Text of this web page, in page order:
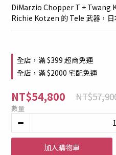
DiMarzio Chopper T + Twang
Richie Kotzen 的 Tele 武器，
全店，滿 $399 超商免運
全店，滿 $2000 宅配免運
NT$54,800
數量
加入購物車